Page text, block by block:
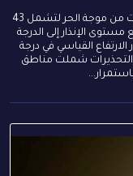
وسّعت السلطات الكورية الجنوبية نطاق التحذيرات من موجة الحر لتشمل 43
الإنذار إلى الدرجة
القياسي في درجة
التحذيرات شملت مناطق